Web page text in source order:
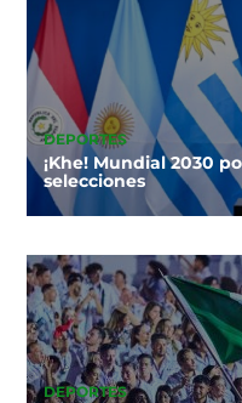
DEPORTES
¡Khe! Mundial 2030
selecciones
DEPORTES